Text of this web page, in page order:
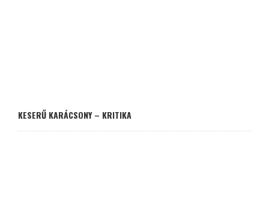
KESERŰ KARÁCSONY – KRITIKA